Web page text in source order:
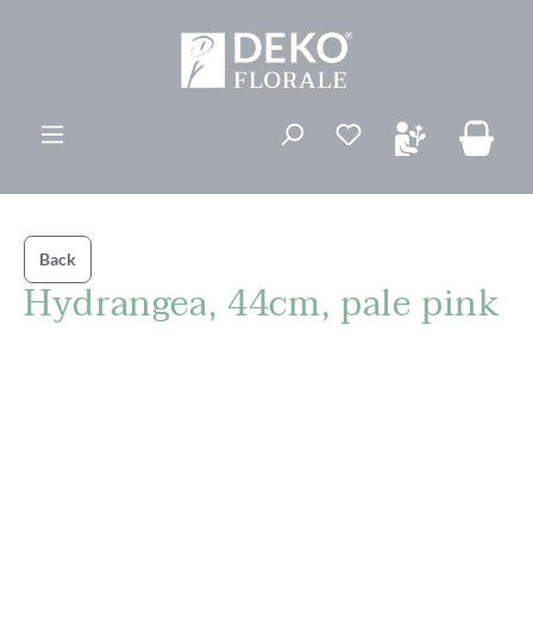
Du har 0
Back
Hydrangea, 44cm, pale pink